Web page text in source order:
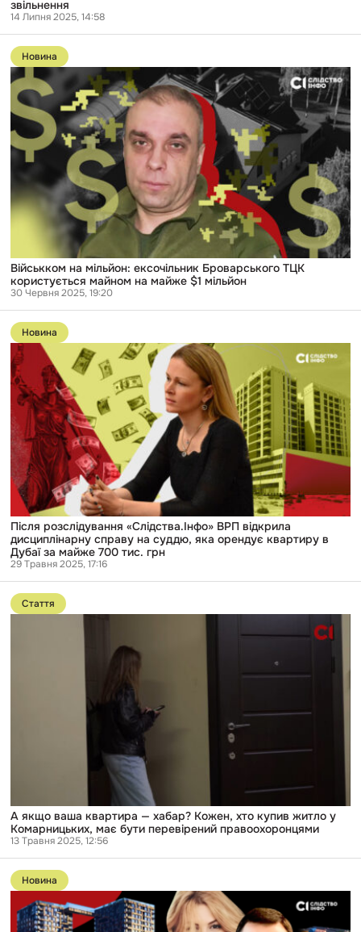
звільнення
14 Липня 2025, 14:58
Перейти
до
публікації
Військком
мільйон:
ексочільник
Броварського
ТЦК
користується
майном
майже
$1
мільйон
Новина
Військком на мільйон: ексочільник Броварського ТЦК
користується майном на майже $1 мільйон
30 Червня 2025, 19:20
Перейти
до
публікації
Після
розслідування
«Слідства.Інфо»
ВРП
відкрила
дисциплінарну
справу
на
суддю,
яка
орендує
квартиру
Дубаї
за
майже
700
грн
Новина
Після розслідування «Слідства.Інфо» ВРП відкрила
дисциплінарну справу на суддю, яка орендує квартиру в
Дубаї за майже 700 тис. грн
29 Травня 2025, 17:16
Перейти
до
публікації
перевірений
правоохоронцями
Стаття
А якщо ваша квартира — хабар? Кожен, хто купив житло у
Комарницьких, має бути перевірений правоохоронцями
13 Травня 2025, 12:56
Перейти
до
публікації
Нерухомість
Новина